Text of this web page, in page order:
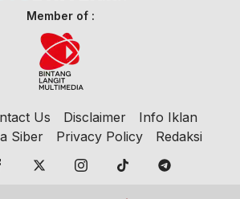
Member of :
Us Disclaimer
Info Iklan
Siber
Privacy Policy Redaksi